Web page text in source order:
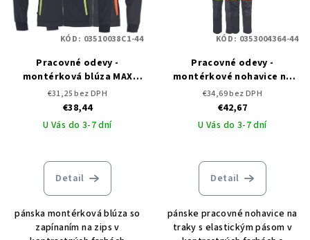
Pracovné odevy -
montérková blúza MAX
VIVO CERVA
€31,25 bez DPH
€38,44
U Vás do 3-7 dní
Detail
pánska montérková blúza so
zapínaním na zips v
KÓD: 03510038C1-44
Pracovné odevy -
montérkové nohavice na
traky MAX VIVO CERVA
€34,69 bez DPH
€42,67
U Vás do 3-7 dní
Detail
pánske pracovné nohavice na
traky s elastickým pásom v
KÓD: 0353004364-44